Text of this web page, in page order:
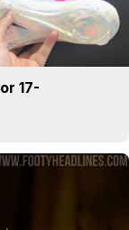
17-